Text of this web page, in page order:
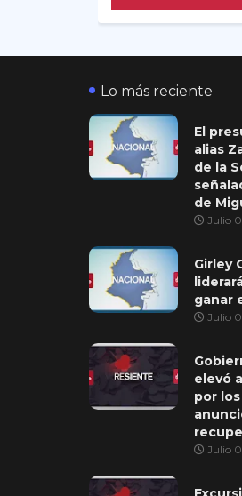
Lo más reciente
El
alias
de la
de
Julio
Girley
ganar
Julio
elevó
por
Julio